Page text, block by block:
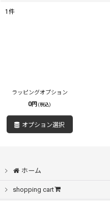
1 件
ラッピングオプション
0円 (税込)
オプション選択
ホーム
shopping cart